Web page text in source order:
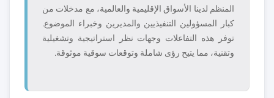
المنظم لدينا الأسواق الإقليمية والعالمية، مع مدخلات من
كبار المسؤولين التنفيذيين والمديرين وخبراء الموضوع.
توفر هذه التفاعلات وجهات نظر استراتيجية وتشغيلية
وتقنية، مما يتيح رؤى شاملة وتوقعات سوقية موثوقة.